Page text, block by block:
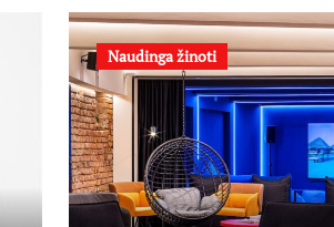
Naudinga žinoti